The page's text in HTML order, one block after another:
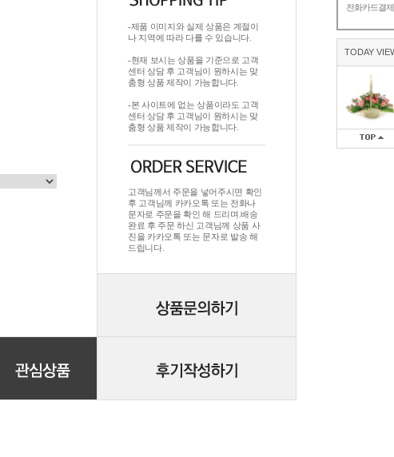
전화카드결제
TODAY
-제품 이미지와 실제 상품은 계절이
나 지역에 따라 다를 수 있습니다.
-현재 보시는 상품을 기준으로 고객
센터 상담 후 고객님이 원하시는 맞
춤형 상품 제작이 가능합니다.
-본 사이트에 없는 상품이라도 고객
센터 상담 후 고객님이 원하시는 맞
춤형 상품 제작이 가능합니다.
고객님께서 주문을 넣어주시면 확인
후 고객님께 카카오톡 또는 전화나
문자로 주문을 확인 해 드리며.배송
완료 후 주문 하신 고객님께 상품 사
진을 카카오톡 또는 문자로 발송 해
드립니다.